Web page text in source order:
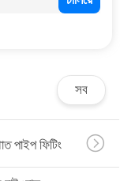
সব
পাইপ ফিটিং